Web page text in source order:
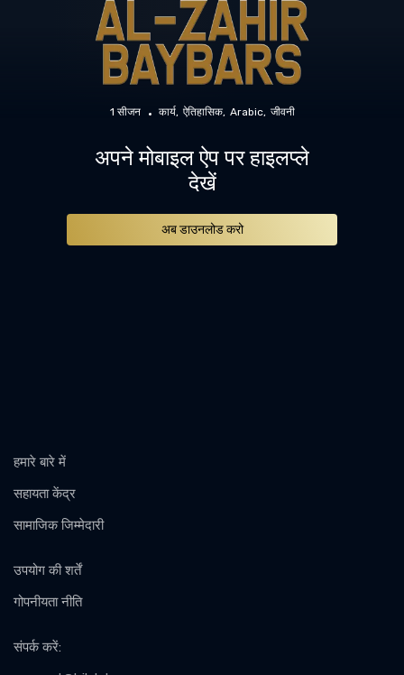
1 सीजन कार्य ऐतिहासिक Arabic जीवनी
अपने मोबाइल ऐप पर हाइलप्ले
देखें
अब डाउनलोड करो
हमारे बारे में
सहायता केंद्र
सामाजिक जिम्मेदारी
उपयोग की शर्तें
गोपनीयता नीति
संपर्क करें: